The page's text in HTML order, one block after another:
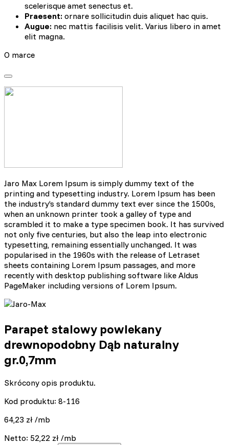
scelerisque amet senectus et.
Praesent: ornare sollicitudin duis aliquet hac quis.
Augue: nec mattis facilisis velit. Varius libero in amet
elit magna.
O marce
Jaro Max Lorem Ipsum is simply dummy text of the
printing and typesetting industry. Lorem Ipsum has been
the industry’s standard dummy text ever since the 1500s,
when an unknown printer took a galley of type and
scrambled it to make a type specimen book. It has survived
not only five centuries, but also the leap into electronic
typesetting, remaining essentially unchanged. It was
popularised in the 1960s with the release of Letraset
sheets containing Lorem Ipsum passages, and more
recently with desktop publishing software like Aldus
PageMaker including versions of Lorem Ipsum.
Parapet stalowy powlekany
drewnopodobny Dąb naturalny
gr.0,7mm
Skrócony opis produktu.
Kod produktu: 8-116
64,23 zł /mb
Netto: 52,22 zł /mb